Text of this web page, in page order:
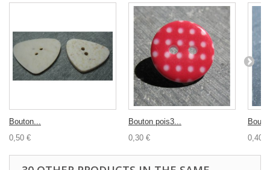
Bouton...
0,50 €
Bouton pois3...
0,30 €
0,40 €